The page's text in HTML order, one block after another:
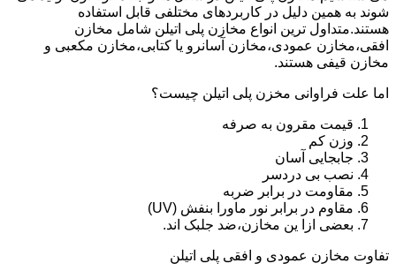
شوند به همین دلیل در کاربردهای مختلفی قابل استفاده
هستند.متداول ترین انواع مخازن پلی اتیلن شامل مخازن
افقی،مخازن عمودی،مخازن آسانرو یا کتابی،مخازن مکعبی و
مخازن قیفی هستند.
اما علت فراوانی مخزن پلی اتیلن چیست؟
قیمت مقرون به صرفه
وزن کم
جابجایی آسان
نصب بی دردسر
مقاومت در برابر ضربه
مقاوم در برابر نور ماورا بنفش (UV)
بعضی ازا ین مخازن،ضد جلبک اند.
تفاوت مخازن عمودی و افقی پلی اتیلن